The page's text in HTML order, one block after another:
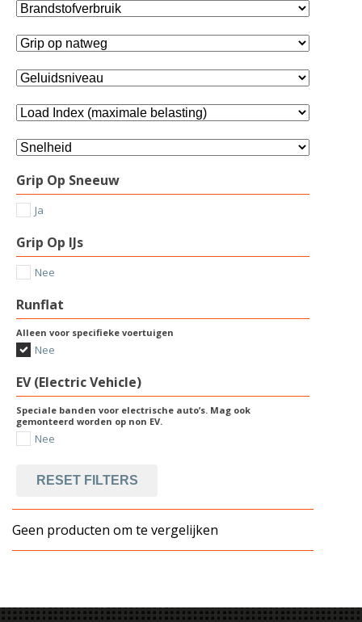
Grip Op Sneeuw
Ja
Grip Op IJs
Nee
Runflat
Alleen voor specifieke voertuigen
Nee
EV (Electric Vehicle)
Speciale banden voor electrische auto’s. Mag ook
gemonteerd worden op non EV.
Nee
RESET FILTERS
Geen producten om te vergelijken